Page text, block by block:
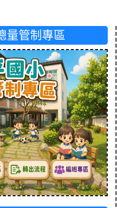
量管制專區